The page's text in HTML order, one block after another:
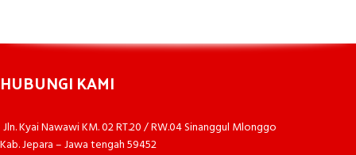
HUBUNGI KAMI
Jln. Kyai Nawawi KM. 02 RT.20 / RW.04 Sinanggul Mlonggo
Kab. Jepara – Jawa tengah 59452